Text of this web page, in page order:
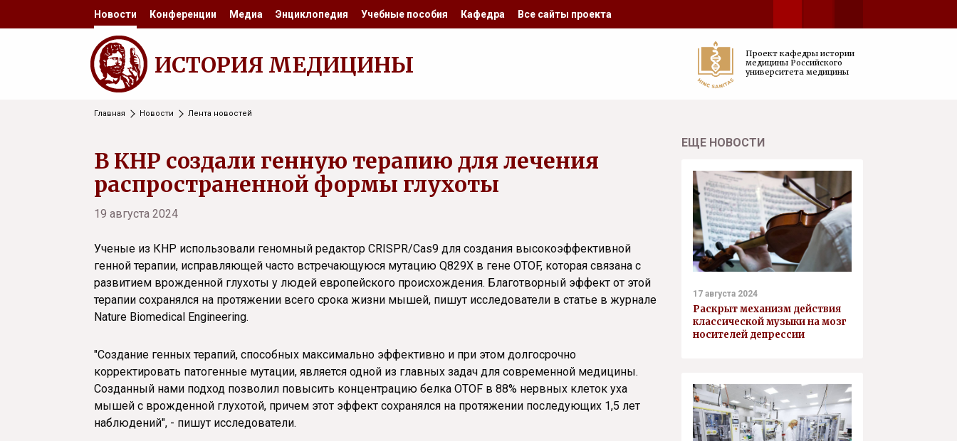
Новости Конференции Медиа Энциклопедия Учебные пособия Кафедра Все сайты проекта
ИСТОРИЯ МЕДИЦИНЫ
Проект кафедры истории
медицины Российского
университета медицины
Главная Новости Лента новостей
В КНР создали генную терапию для лечения
распространенной формы глухоты
19 августа 2024
Ученые из КНР использовали геномный редактор CRISPR/Cas9 для создания высокоэффективной
генной терапии, исправляющей часто встречающуюся мутацию Q829X в гене OTOF, которая связана с
развитием врожденной глухоты у людей европейского происхождения. Благотворный эффект от этой
терапии сохранялся на протяжении всего срока жизни мышей, пишут исследователи в статье в журнале
Nature Biomedical Engineering.
"Создание генных терапий, способных максимально эффективно и при этом долгосрочно
корректировать патогенные мутации, является одной из главных задач для современной медицины.
Созданный нами подход позволил повысить концентрацию белка OTOF в 88% нервных клеток уха
мышей с врожденной глухотой, причем этот эффект сохранялся на протяжении последующих 1,5 лет
наблюдений", - пишут исследователи.
ЕЩЕ НОВОСТИ
17 августа 2024
Раскрыт механизм действия
классической музыки на мозг
носителей депрессии